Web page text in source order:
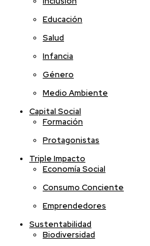
Educación
Salud
Infancia
Género
Medio Ambiente
Capital Social
Formación
Protagonistas
Triple Impacto
Economía Social
Consumo Conciente
Emprendedores
Sustentabilidad
Biodiversidad